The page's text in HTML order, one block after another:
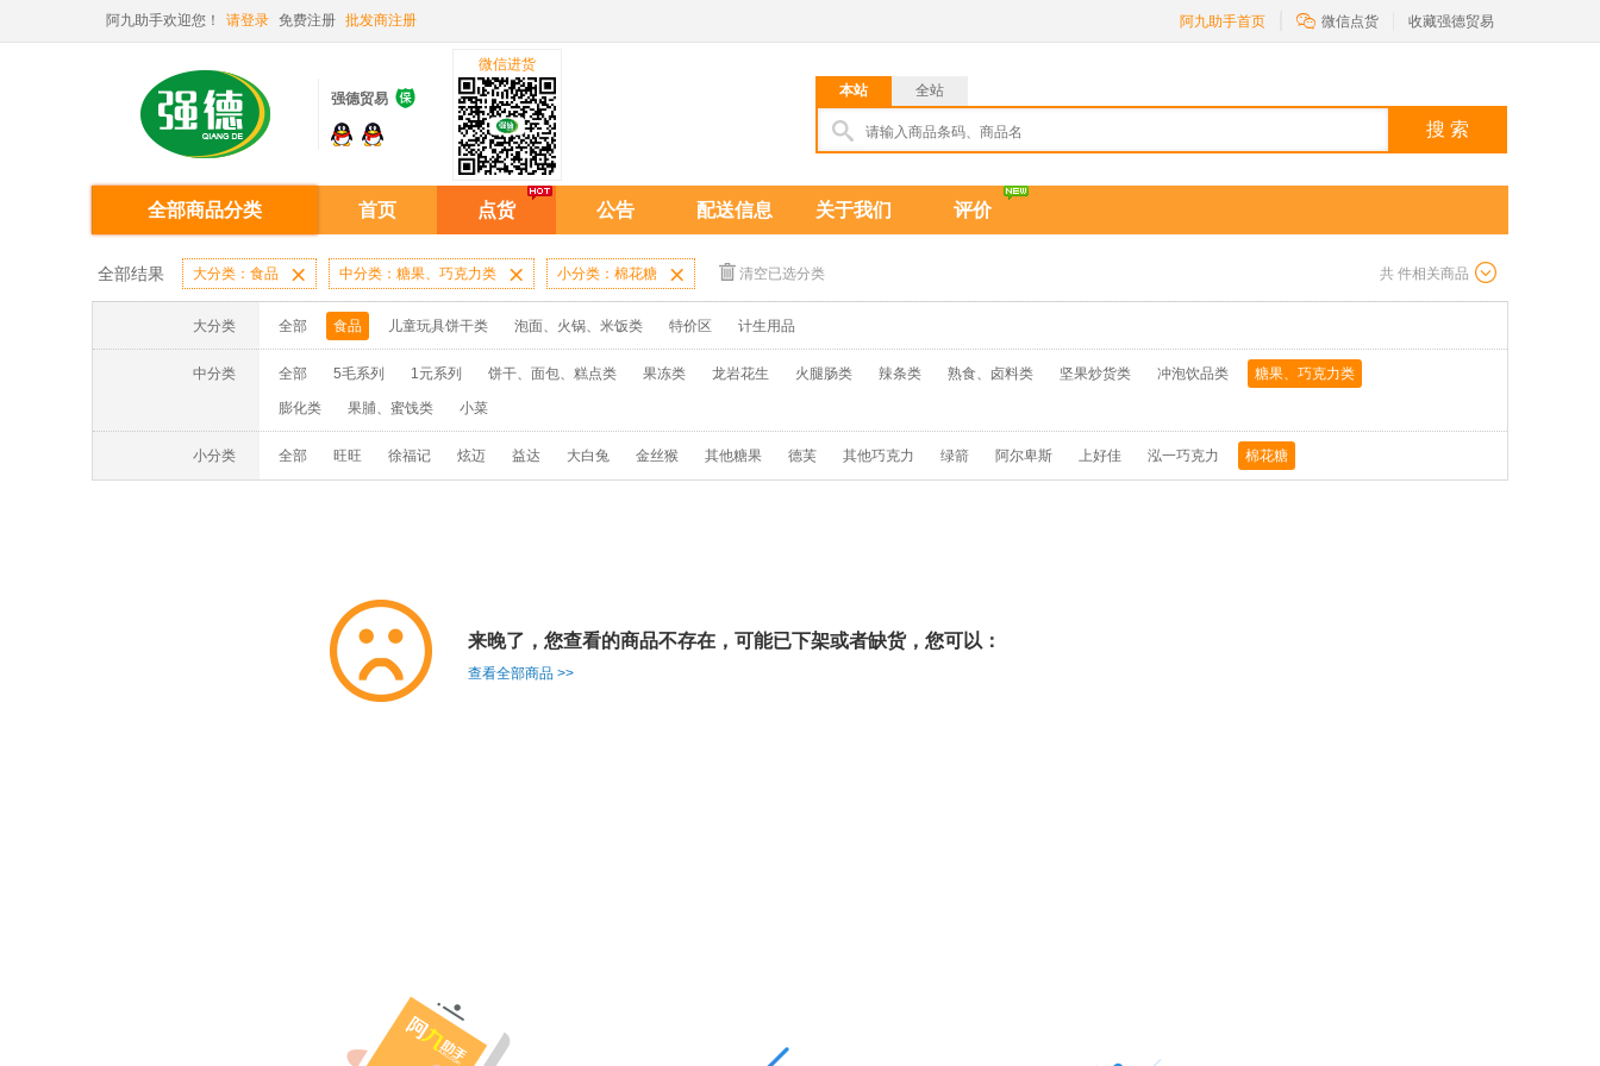
阿九助手欢迎您！ 请登录 免费注册 批发商注册 阿九助手首页  微信点货 收藏强德贸易
强德贸易 
微信进货
本站
全站
搜 索
全部商品分类 首页 点货 公告 配送信息 关于我们 评价
全部结果 大分类：食品  中分类：糖果、巧克力类  小分类：棉花糖  清空已选分类 共 件相关商品
大分类 全部 食品 儿童玩具饼干类 泡面、火锅、米饭类 特价区 计生用品
中分类 全部 5毛系列 1元系列 饼干、面包、糕点类 果冻类 龙岩花生 火腿肠类 辣条类 熟食、卤料类 坚果炒货类 冲泡饮品类 糖果、巧克力类
膨化类 果脯、蜜饯类 小菜
小分类 全部 旺旺 徐福记 炫迈 益达 大白兔 金丝猴 其他糖果 德芙 其他巧克力 绿箭 阿尔卑斯 上好佳 泓一巧克力 棉花糖
来晚了，您查看的商品不存在，可能已下架或者缺货，您可以：
查看全部商品 >>